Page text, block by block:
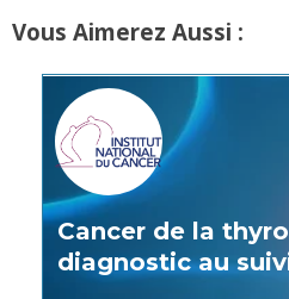
Vous Aimerez Aussi :
Cancer de la
diagnostic au